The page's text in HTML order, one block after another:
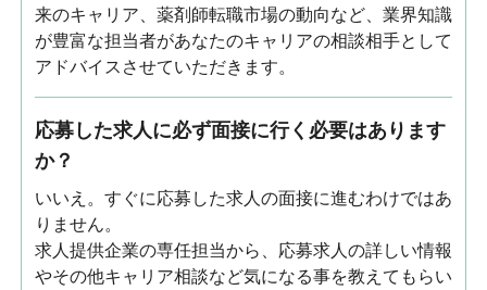
来のキャリア、薬剤師転職市場の動向など、業界知識
が豊富な担当者があなたのキャリアの相談相手として
アドバイスさせていただきます。
応募した求人に必ず面接に行く必要はあります
か？
いいえ。すぐに応募した求人の面接に進むわけではあ
りません。
求人提供企業の専任担当から、応募求人の詳しい情報
やその他キャリア相談など気になる事を教えてもらい